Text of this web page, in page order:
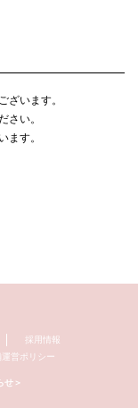
ざいます。
さい。
ます。
採用情報
運営ポリシー
せ＞